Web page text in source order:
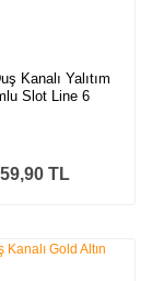
Kanalı Yalıtım
Slot Line 6
TL